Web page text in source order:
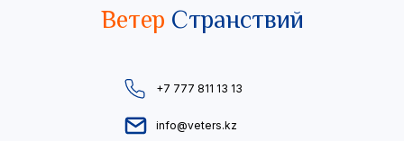
Ветер Странствий
+7 777 811 13 13
info@veters.kz